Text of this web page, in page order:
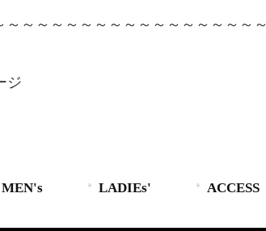
～～～～～～～～～～～～～～～～～～
ジ
MEN's LADIEs' ACCESS